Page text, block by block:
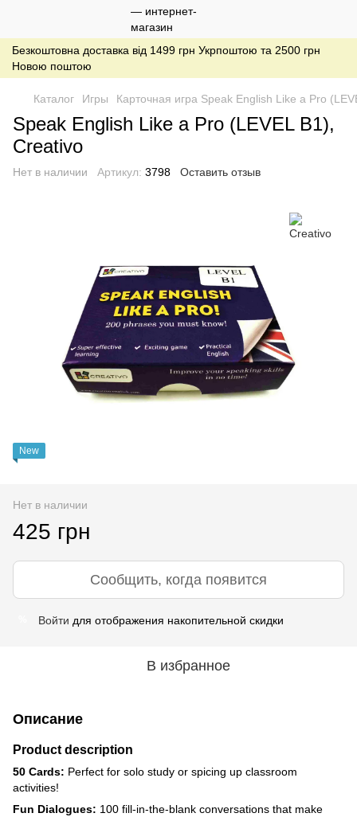
Безкоштовна доставка від 1499 грн Укрпоштою та 2500 грн
Новою поштою
Каталог Игры Карточная игра Speak English Like a Pro
Speak English Like a Pro (LEVEL B1),
Creativo
Нет в наличии Артикул: 3798 Оставить отзыв
New
Нет в наличии
425 грн
Сообщить, когда появится
Войти для отображения накопительной скидки
В избранное
Описание
Product description
50 Cards: Perfect for solo study or spicing up classroom
activities!
Fun Dialogues: 100 fill-in-the-blank conversations that make